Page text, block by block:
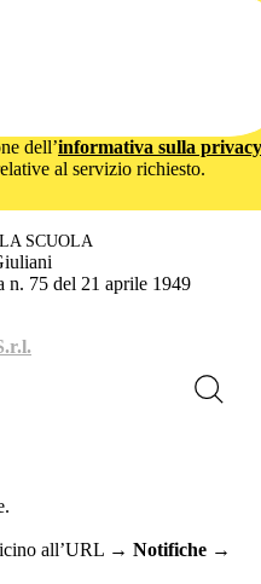
dell’informativa sulla privacy
al servizio richiesto.
SCUOLA
n. 75 del 21 aprile 1949
all’URL → Notifiche →